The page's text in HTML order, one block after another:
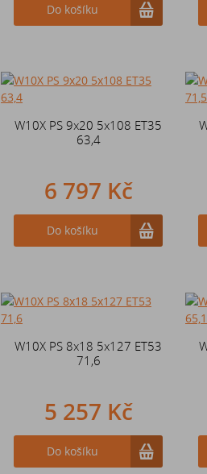
Do košíku
W10X PS 9x20 5x108 ET35
63,4
6 797 Kč
Do košíku
W10X PS 8x18 5x127 ET53
71,6
5 257 Kč
Do košíku